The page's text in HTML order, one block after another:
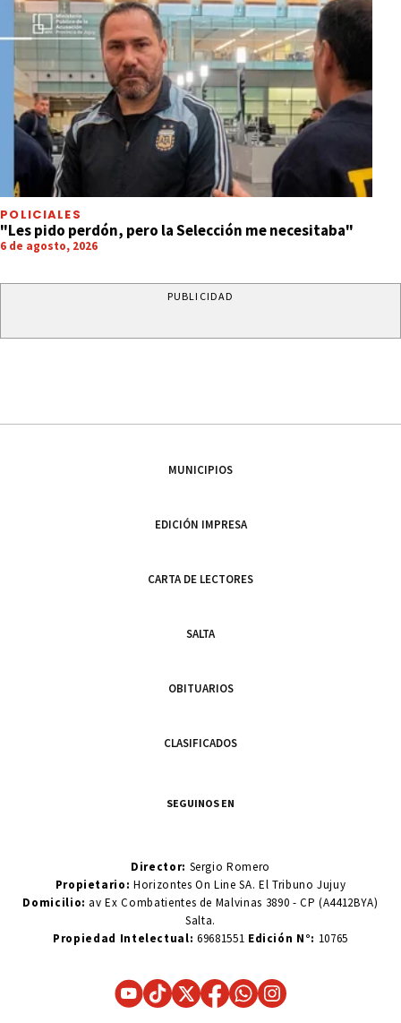
POLICIALES
"Les pido perdón, pero la Selección me necesitaba"
6 de agosto, 2026
PUBLICIDAD
MUNICIPIOS
EDICIÓN IMPRESA
CARTA DE LECTORES
SALTA
OBITUARIOS
CLASIFICADOS
SEGUINOS EN
Director: Sergio Romero
Propietario:Horizontes On Line SA. El Tribuno Jujuy
Domicilio: av Ex Combatientes de Malvinas 3890 - CP (A4412BYA)
Salta.
Propiedad Intelectual: 69681551 Edición N°: 10765